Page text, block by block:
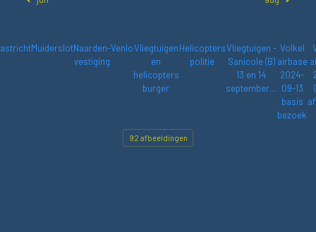
MuiderslotNaarden-
vestiging
VenloVliegtuigen
en
helicopters
burger
Helicopters
politie
Vliegtuigen -
Sanicole (B)
13 en 14
september…
Volkel
airbase
2024-
09-13
basis
bezoek
92 afbeeldingen